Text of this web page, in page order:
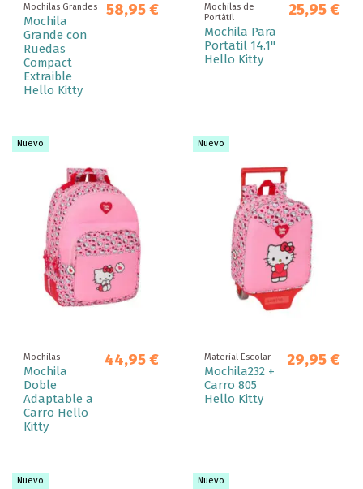
Mochilas Grandes
Mochila
Grande con
Ruedas
Compact
Extraible
Hello Kitty
58,95 €
Mochilas de
Portátil
Mochila Para
Portatil 14.1''
Hello Kitty
25,95 €
Nuevo
Mochilas
Mochila
Doble
Adaptable a
Carro Hello
Kitty
44,95 €
Nuevo
Material Escolar
Mochila232 +
Carro 805
Hello Kitty
29,95 €
Nuevo Nuevo